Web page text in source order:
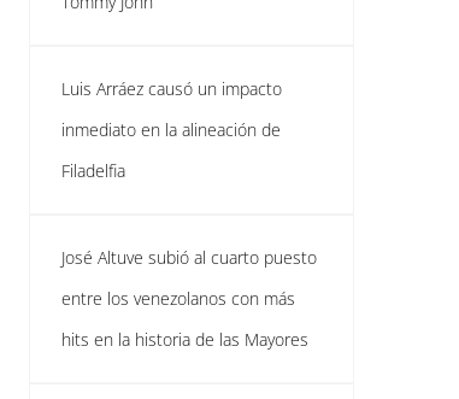
Luis Arráez causó un impacto
inmediato en la alineación de
Filadelfia
José Altuve subió al cuarto puesto
entre los venezolanos con más
hits en la historia de las Mayores